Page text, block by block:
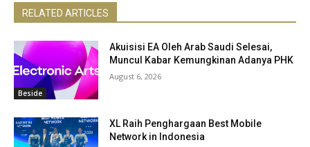
RELATED ARTICLES
Beside
Akuisisi EA Oleh Arab Saudi Selesai,
Muncul Kabar Kemungkinan Adanya PHK
August 6, 2026
XL Raih Penghargaan Best Mobile
Network in Indonesia